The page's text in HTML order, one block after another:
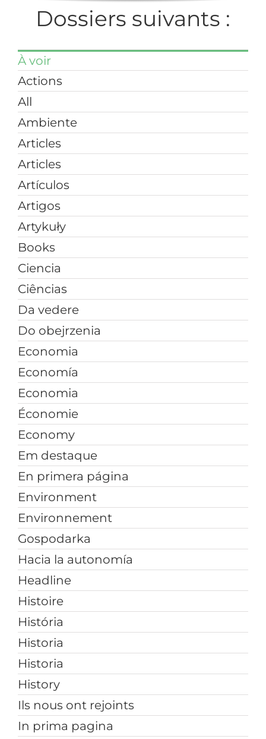
Dossiers suivants :
À voir
Actions
All
Ambiente
Articles
Articles
Artículos
Artigos
Artykuły
Books
Ciencia
Ciências
Da vedere
Do obejrzenia
Economia
Economía
Economia
Économie
Economy
Em destaque
En primera página
Environment
Environnement
Gospodarka
Hacia la autonomía
Headline
Histoire
História
Historia
Historia
History
Ils nous ont rejoints
In prima pagina